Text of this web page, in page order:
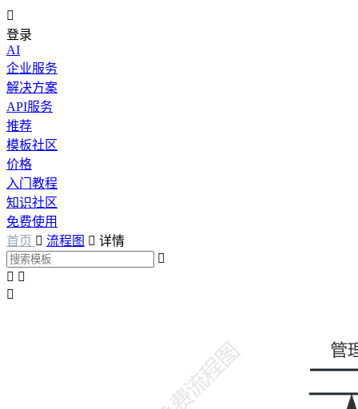

登录
AI
企业服务
解决方案
API服务
推荐
模板社区
价格
入门教程
知识社区
免费使用
首页  流程图  详情

 
